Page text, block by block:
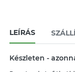
LEÍRÁS
Készleten -